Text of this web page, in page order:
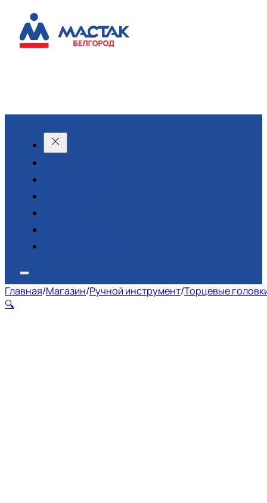
Главная/Магазин/Ручной инструмент/Торцевые
🔍